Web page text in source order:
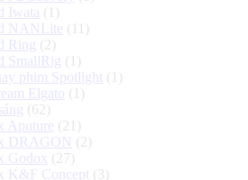
Iwata (1)
NANLite (11)
Ring (2)
SmallRig (1)
phim Spotlight (1)
Elgato (1)
(62)
Aputure (21)
DRAGON (2)
Godox (27)
K&F Concept (3)